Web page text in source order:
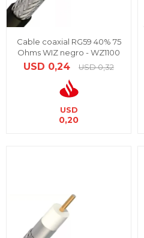
Cable coaxial RG59 40% 75
Ohms WIZ negro - WZ1100
USD 0,24 USD 0,32
USD
0,20